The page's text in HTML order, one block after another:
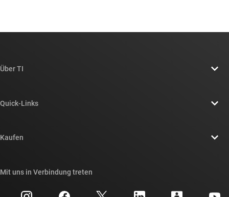
Über TI
Newsroom
Quick-Links
Querverweis-Suche
Kundensupportzentrum
Kaufen
Mit uns in Verbindung treten